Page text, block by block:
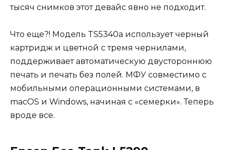
тысяч снимков этот девайс явно не подходит.
Что еще?! Модель TS5340a использует черный
картридж и цветной с тремя чернилами,
поддерживает автоматическую двустороннюю
печать и печать без полей. МФУ совместимо с
мобильными операционными системами, в
macOS и Windows, начиная с «семерки». Теперь
вроде все.